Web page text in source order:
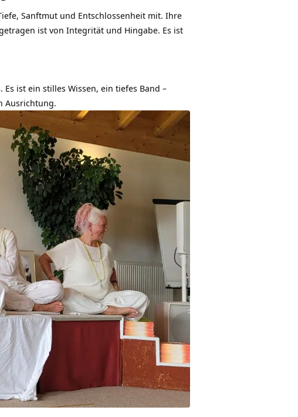
Sanftmut und Entschlossenheit mit. Ihre
ist von Integrität und Hingabe. Es ist
ist ein stilles Wissen, ein tiefes Band –
Ausrichtung.